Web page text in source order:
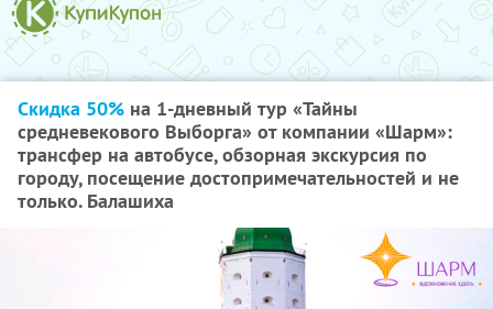
Скидка 50% на 1-дневный тур «Тайны
средневекового Выборга» от компании «Шарм»:
трансфер на автобусе, обзорная экскурсия по
городу, посещение достопримечательностей и не
только. Балашиха